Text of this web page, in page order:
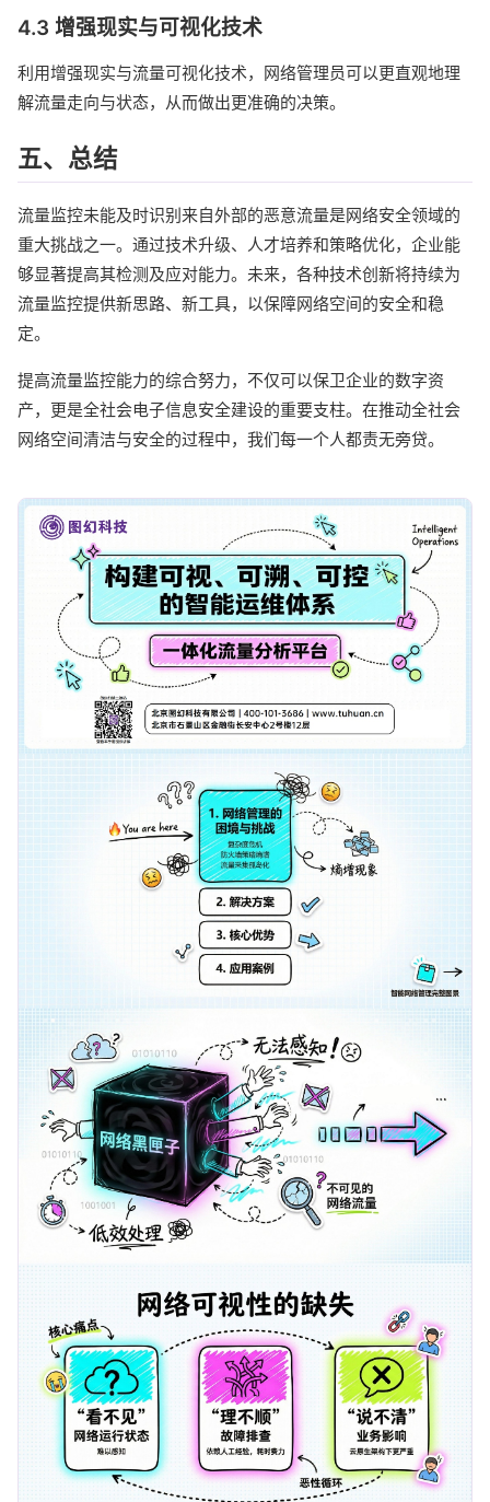
4.3 增强现实与可视化技术
利用增强现实与流量可视化技术，网络管理员可以更直观地理
解流量走向与状态，从而做出更准确的决策。
五、总结
流量监控未能及时识别来自外部的恶意流量是网络安全领域的
重大挑战之一。通过技术升级、人才培养和策略优化，企业能
够显著提高其检测及应对能力。未来，各种技术创新将持续为
流量监控提供新思路、新工具，以保障网络空间的安全和稳
定。
提高流量监控能力的综合努力，不仅可以保卫企业的数字资
产，更是全社会电子信息安全建设的重要支柱。在推动全社会
网络空间清洁与安全的过程中，我们每一个人都责无旁贷。